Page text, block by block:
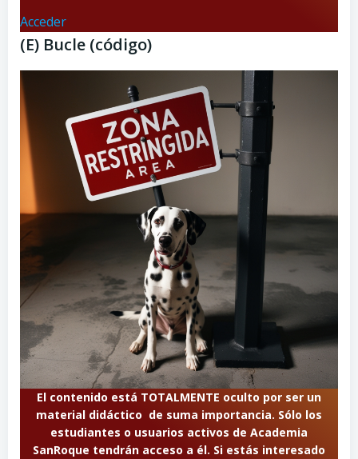
Acceder
(E) Bucle (código)
El contenido está TOTALMENTE oculto por ser un
material didáctico de suma importancia. Sólo los
estudiantes o usuarios activos de Academia
SanRoque tendrán acceso a él. Si estás interesado